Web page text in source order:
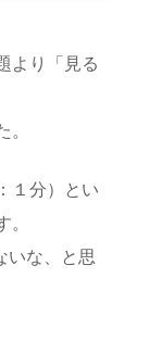
より「見る
。
１分）とい
。
いな、と思